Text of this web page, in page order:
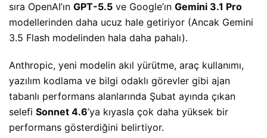
sıra OpenAI’ın GPT-5.5 ve Google’ın Gemini 3.1 Pro
modellerinden daha ucuz hale getiriyor (Ancak Gemini
3.5 Flash modelinden hala daha pahalı).
Anthropic, yeni modelin akıl yürütme, araç kullanımı,
yazılım kodlama ve bilgi odaklı görevler gibi ajan
tabanlı performans alanlarında Şubat ayında çıkan
selefi Sonnet 4.6’ya kıyasla çok daha yüksek bir
performans gösterdiğini belirtiyor.